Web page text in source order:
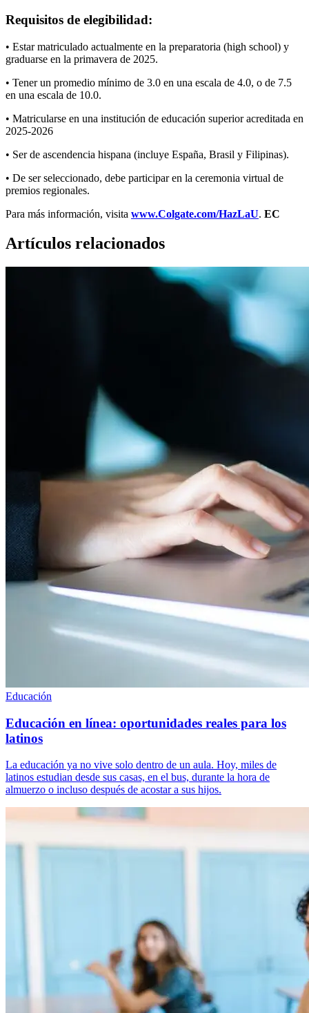
Requisitos de elegibilidad:
• Estar matriculado actualmente en la preparatoria (high school) y
graduarse en la primavera de 2025.
• Tener un promedio mínimo de 3.0 en una escala de 4.0, o de 7.5
en una escala de 10.0.
• Matricularse en una institución de educación superior acreditada en
2025-2026
• Ser de ascendencia hispana (incluye España, Brasil y Filipinas).
• De ser seleccionado, debe participar en la ceremonia virtual de
premios regionales.
Para más información, visita www.Colgate.com/HazLaU. EC
Artículos relacionados
Educación
Educación en línea: oportunidades reales para los
latinos
La educación ya no vive solo dentro de un aula. Hoy, miles de
latinos estudian desde sus casas, en el bus, durante la hora de
almuerzo o incluso después de acostar a sus hijos.